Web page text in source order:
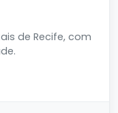
de Recife, com